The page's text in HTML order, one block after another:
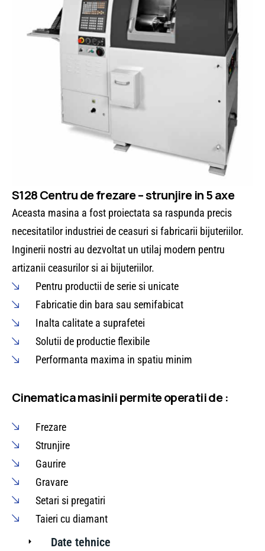
S128 Centru de frezare – strunjire in 5 axe
Aceasta masina a fost proiectata sa raspunda precis
necesitatilor industriei de ceasuri si fabricarii bijuteriilor.
Inginerii nostri au dezvoltat un utilaj modern pentru
artizanii ceasurilor si ai bijuteriilor.
Pentru productii de serie si unicate
Fabricatie din bara sau semifabicat
Inalta calitate a suprafetei
Solutii de productie flexibile
Performanta maxima in spatiu minim
Cinematica masinii permite operatii de :
Frezare
Strunjire
Gaurire
Gravare
Setari si pregatiri
Taieri cu diamant
Date tehnice